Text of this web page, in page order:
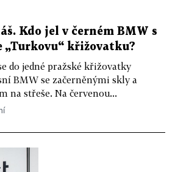
Kdo jel v černém BMW s
„Turkovu“ křižovatku?
do jedné pražské křižovatky
BMW se začerněnými skly a
na střeše. Na červenou...